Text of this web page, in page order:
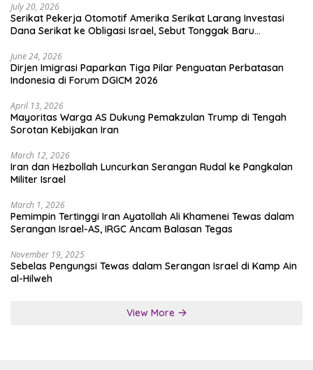
July 20, 2026
Serikat Pekerja Otomotif Amerika Serikat Larang Investasi
Dana Serikat ke Obligasi Israel, Sebut Tonggak Baru
June 24, 2026
Dirjen Imigrasi Paparkan Tiga Pilar Penguatan Perbatasan
Indonesia di Forum DGICM 2026
April 13, 2026
Mayoritas Warga AS Dukung Pemakzulan Trump di Tengah
Sorotan Kebijakan Iran
March 12, 2026
Iran dan Hezbollah Luncurkan Serangan Rudal ke Pangkalan
Militer Israel
March 1, 2026
Pemimpin Tertinggi Iran Ayatollah Ali Khamenei Tewas dalam
Serangan Israel-AS, IRGC Ancam Balasan Tegas
November 19, 2025
Sebelas Pengungsi Tewas dalam Serangan Israel di Kamp Ain
al-Hilweh
View More